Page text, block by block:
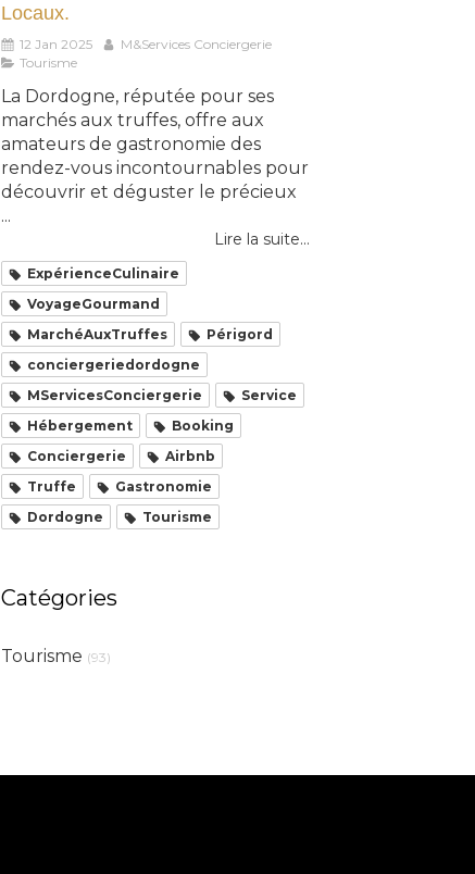
Locaux.
12 Jan 2025
M&Services Conciergerie
Tourisme
La Dordogne, réputée pour ses
marchés aux truffes, offre aux
amateurs de gastronomie des
rendez-vous incontournables pour
découvrir et déguster le précieux
...
Lire la suite...
ExpérienceCulinaire
VoyageGourmand
MarchéAuxTruffes
Périgord
conciergeriedordogne
MServicesConciergerie
Service
Hébergement
Booking
Conciergerie
Airbnb
Truffe
Gastronomie
Dordogne
Tourisme
Catégories
Tourisme (93)